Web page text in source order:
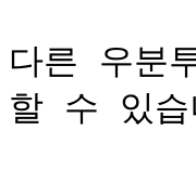
다른 우분
할 수 있습